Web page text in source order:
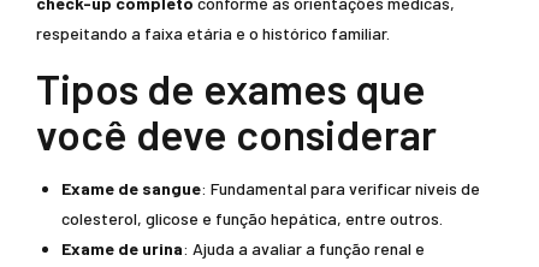
respeitando a faixa etária e o histórico familiar.
Tipos de exames que
você deve considerar
Exame de sangue: Fundamental para verificar níveis de
colesterol, glicose e função hepática, entre outros.
Exame de urina: Ajuda a avaliar a função renal e